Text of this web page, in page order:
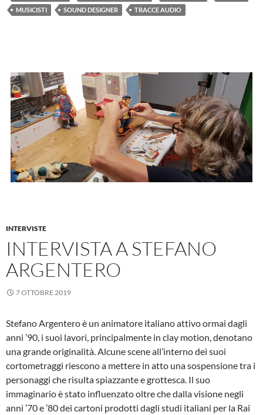
MUSICISTI
SOUND DESIGNER TRACCE AUDIO
INTERVISTE
INTERVISTA A STEFANO
ARGENTERO
7 OTTOBRE 2019
Stefano Argentero è un animatore italiano attivo ormai dagli
anni ’90, i suoi lavori, principalmente in clay motion, denotano
una grande originalità. Alcune scene all’interno dei suoi
cortometraggi riescono a mettere in atto una sospensione tra i
personaggi che risulta spiazzante e grottesca. Il suo
immaginario è stato influenzato oltre che dalla visione negli
anni ’70 e ’80 dei cartoni prodotti dagli studi italiani per la Rai